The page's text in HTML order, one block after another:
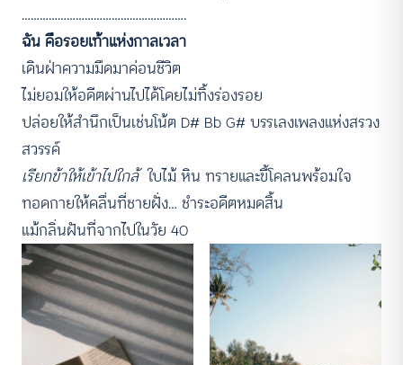
……………………………………………….
ฉัน คือรอยเท้าแห่งกาลเวลา
เดินฝ่าความมืดมาค่อนชีวิต
ไม่ยอมให้อดีตผ่านไปได้โดยไม่ทิ้งร่องรอย
ปล่อยให้สำนึกเป็นเช่นโน้ต D# Bb G# บรรเลงเพลงแห่งสรวง
สวรรค์
เรียกข้าให้เข้าไปใกล้ใบไม้ หิน ทรายและขี้โคลนพร้อมใจ
ทอดกายให้คลื่นที่ชายฝั่ง… ชำระอดีตหมดสิ้น
แม้กลิ่นฝันที่จากไปในวัย 40